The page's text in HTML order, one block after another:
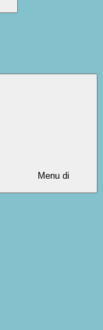
Menu di